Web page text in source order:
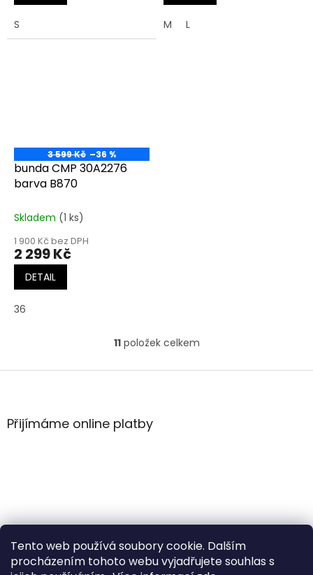
Tento web používá soubory cookie. Dalším
procházením tohoto webu vyjadřujete souhlas s
S M L
3 599 Kč –36 %
bunda CMP 30A2276
barva B870
Skladem (1 ks)
1 900 Kč bez DPH
2 299 Kč
DETAIL
36
O
l
v
p
i
11položek celkem
Z
aPřijímáme online platby